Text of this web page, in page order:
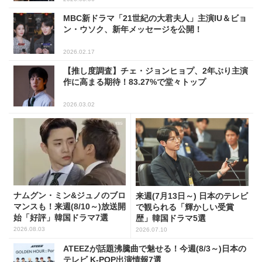
MBC新ドラマ「21世紀の大君夫人」主演IU＆ビョ
ン・ウソク、新年メッセージを公開！
2026.02.17
【推し度調査】チェ・ジョンヒョプ、2年ぶり主演
作に高まる期待！83.27%で堂々トップ
2026.03.02
ナムグン・ミン&ジュノのブロ
マンスも！来週(8/10～)放送開
始「好評」韓国ドラマ7選
2026.08.03
来週(7月13日～) 日本のテレビ
で観られる「輝かしい受賞
歴」韓国ドラマ5選
2026.07.10
ATEEZが話題沸騰曲で魅せる！今週(8/3～)日本の
テレビ K-POP出演情報7選